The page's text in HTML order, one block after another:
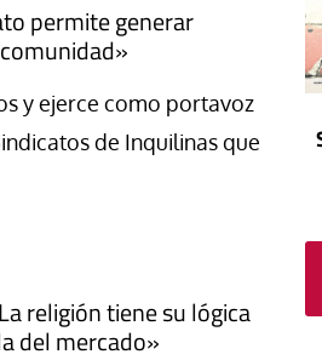
La columna
permite generar
y ejerce como portavoz
de Inquilinas que
religión tiene su lógica
del mercado»